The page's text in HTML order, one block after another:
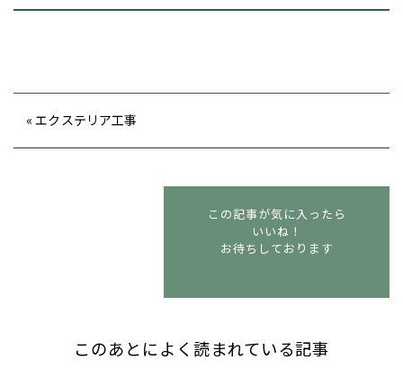
« エクステリア工事
この記事が気に入ったら
いいね！
お待ちしております
このあとによく読まれている記事